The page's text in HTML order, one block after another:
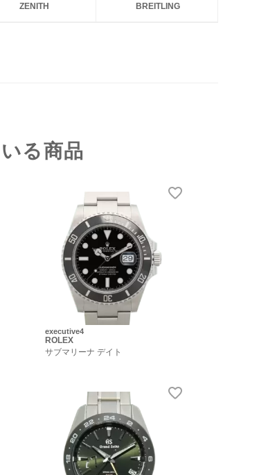
ZENITH BREITLING
る商品
executive4
ROLEX
サブマリーナ デイト